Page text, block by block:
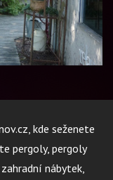
kde seženete
pergoly, pergoly
nábytek,